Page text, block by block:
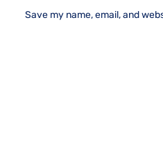
Save my name, email, and